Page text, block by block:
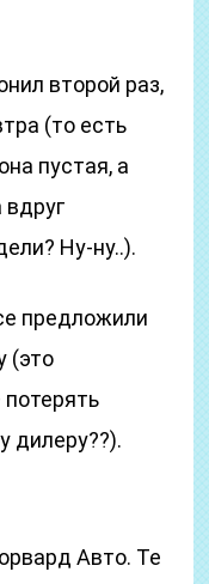
второй раз,
(то есть
пустая, а
вдруг
Ну-ну..).
предложили
(это
дилеру??).
Авто. Те